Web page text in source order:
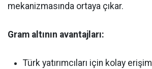
mekanizmasında ortaya çıkar.
Gram altının avantajları:
Türk yatırımcıları için kolay erişim